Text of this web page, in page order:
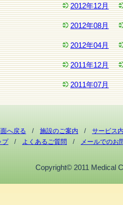
2012年12月
2012年08月
2012年04月
2011年12月
2011年07月
へ戻る / 施設のご案内 / サービス
プ/ よくあるご質問 / メールでのお
Copyright© 2011 Medical